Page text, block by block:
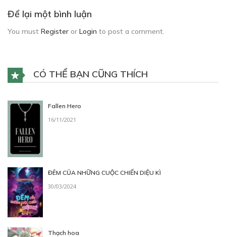
Để lại một bình luận
You must Register or Login to post a comment.
CÓ THỂ BẠN CŨNG THÍCH
Fallen Hero
16/11/2021
ĐÊM CỦA NHỮNG CUỘC CHIẾN DIỆU KÌ
30/03/2024
Thạch hoa